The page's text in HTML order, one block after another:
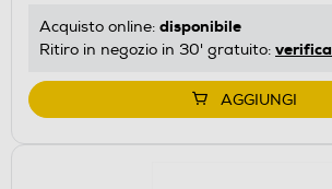
Acquisto online: disponibile
Ritiro in negozio in 30' gratuito: verifica
AGGIUNGI